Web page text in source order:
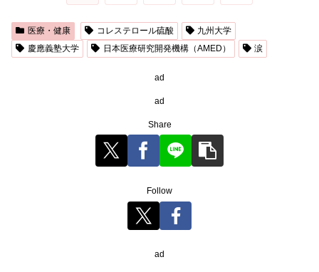
医療・健康 コレステロール硫酸
九州大学
慶應義塾大学
日本医療研究開発機構（AMED） 涙
ad
ad
Share
Follow
ad